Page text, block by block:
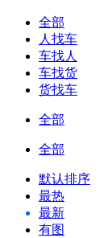
全部
人找车
车找人
车找货
货找车
全部
全部
默认排序
最热
最新
有图